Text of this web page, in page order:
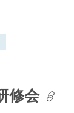
修会